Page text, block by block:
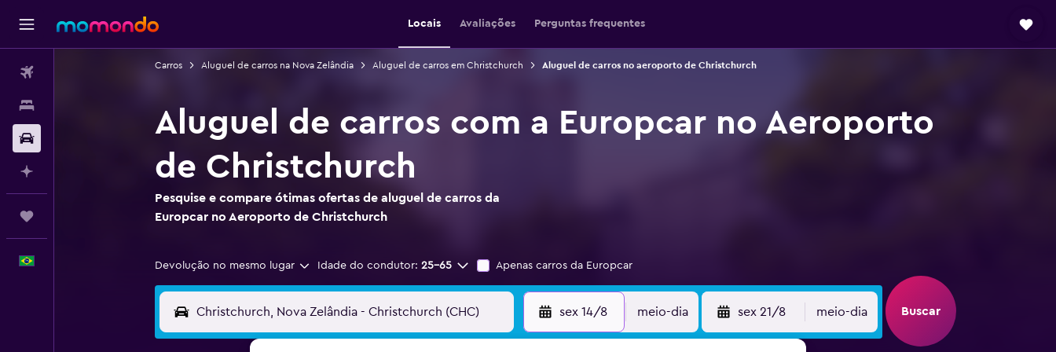
Locais Avaliações Perguntas frequentes
Carros Aluguel de carros na Nova Zelândia Aluguel de carros em Christchurch Aluguel de carros no aeroporto de Christchurch
Aluguel de carros com a Europcar no Aeroporto
de Christchurch
Pesquise e compare ótimas ofertas de aluguel de carros da
Europcar no Aeroporto de Christchurch
Devolução no mesmo lugar Idade do condutor: 25-65 Apenas carros da Europcar
sex 14/8 meio-dia sex 21/8 meio-dia Buscar